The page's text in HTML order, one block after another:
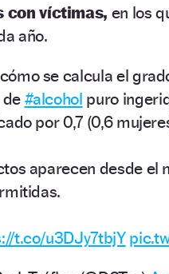
con víctimas, en los
año.
se calcula el
#alcohol puro
por 0,7 (0,6
aparecen desde el
t.co/u3DJy7tbjY